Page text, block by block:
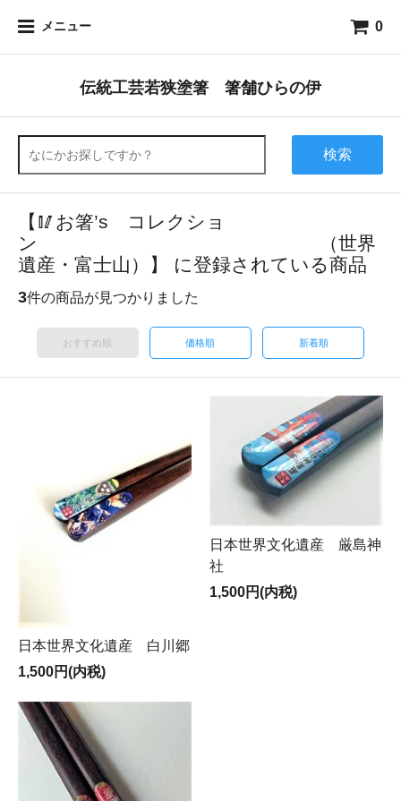
メニュー 0
伝統工芸若狭塗箸 箸舗ひらの伊
検索
【🥢お箸’s コレクショ
ン （世界
遺産・富士山）】 に登録されている商品
3件の商品が見つかりました
おすすめ順 価格順 新着順
日本世界文化遺産 白川郷
1,500円(内税)
日本世界文化遺産 厳島神
社
1,500円(内税)